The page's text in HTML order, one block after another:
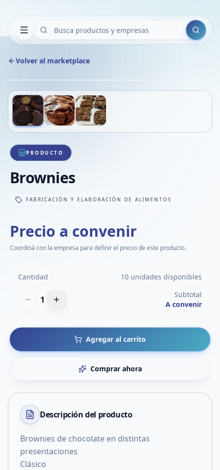
Buscar
Volver al marketplace
1/3
PRODUCTO
Brownies
FABRICACIÓN Y ELABORACIÓN DE ALIMENTOS
Precio a convenir
Coordiná con la empresa para definir el precio de este producto.
Cantidad 10 unidades disponibles
1
Subtotal
A convenir
Agregar al carrito
Comprar ahora
Descripción del producto
Brownies de chocolate en distintas
presentaciones
Clásico